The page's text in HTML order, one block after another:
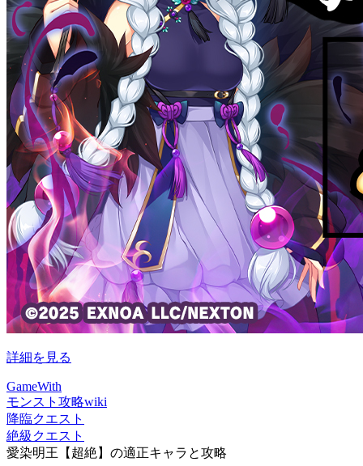
詳細を見る
GameWith
モンスト攻略wiki
降臨クエスト
絶級クエスト
愛染明王【超絶】の適正キャラと攻略